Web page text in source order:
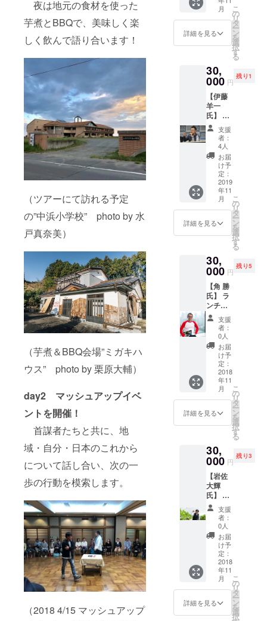
夜は地元の食材を使った
芋煮とBBQで、美味しく楽
しく飲んで語り合います！
（ツアーにて訪れる予定
の”中浜小学校” photo by 水
戸真奈美）
（芋煮＆BBQ会場”ミガキハ
ウス” photo by 栗原大輔）
day2 マッシュアップイベ
ントを開催！
首謀者たちと共に、地
域・自分・日本のこれから
について話し合い、次の一
歩の行動を模索します。
（2018 4/15 マッシュアップ
品詳
細：
【胸元
フリル
（プラ
ムレッ
・材
質：ポ
リエス
テル、
光沢の
ないや
わらか
い生地
・サイ
ズ表
記：
9AR（9
号相
当） ・
幅（脇
下）：
40cm、
着丈
（脇
下）：
74cm
・商品
の状
態：非
常にき
れい ・
受け取
り: 郵
送、も
店舗に
てお渡
袋店) ・
モデル
身長：
170セン
チ ・そ
の他：
ゆった
りとし
たデザ
インの
ため9～
11号の
方まで
ご着用
す。 ※
古物商
SHARE
LY
CODE(
シェア
のused
ドレス
を提供
※備考欄
に、受
け取り
方法を
記載い
ただく
よう、
お願い
いたし
ます 商
品詳
細：
【ベー
ジュの
フラ
ワード
ブロン
ズ色の
ビーズ×
プリー
ツク
ラッチ
のセッ
ト】 ＜
ドレス
＞ ・材
質：ポ
リエス
テル、
光沢の
サイズ
表記：
38（9号
相当）
・サイ
ズ詳
細：
約 身
幅（脇
下）：
43cm、
着丈
（脇
下）：
69cm
の状
態：若
月
詳細を見る
こ
の
リ
タ
ー
ン
を
選
択
す
る
30,
000 円
残り1
【伊藤
羊一
氏】 マ
ンツー
マンプ
レゼン
指導券
（1時
間） 場
所：ヤ
フー紀
尾井町
オフィ
ス ※日
時・場
しては
メッ
セージ
にて直
接ご連
絡させ
ていた
だきま
す。 ※
会場ま
での交
通費は
自前に
なりま
すの
で、ご
注意く
支援
者：
4人
お届
け予
定：
2019
年11
月
詳細を見る
こ
の
リ
タ
ー
ン
を
選
択
す
る
30,
000 円
残り5
【角 勝
氏】 ラ
ンチ同
席&メン
タリン
グ券 場
所：大
阪市
内、本
町、堺
筋本
町、梅
田周辺
※日時・
場所の
はメッ
セージ
にて直
接ご連
絡させ
ていた
だきま
す。 ※
会場ま
での交
通費、
ランチ
代は自
前にな
ります
ので、
ご注意
支援
者：
0人
お届
け予
定：
2018
年11
月
詳細を見る
こ
の
リ
タ
ー
ン
を
選
択
す
る
30,
000 円
残り3
【岩佐
大輝
氏】 岩
佐大輝
による
スター
トアッ
プ支援
内容：
スター
トアッ
プにつ
いての
相談、
メンタ
支援
者：
0人
お届
け予
定：
2018
年11
月
詳細を見る
こ
の
リ
タ
ー
ン
を
選
択